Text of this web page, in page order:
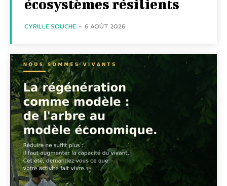
écosystèmes résilients
CYRILLE SOUCHE - 6 AOÛT 2026